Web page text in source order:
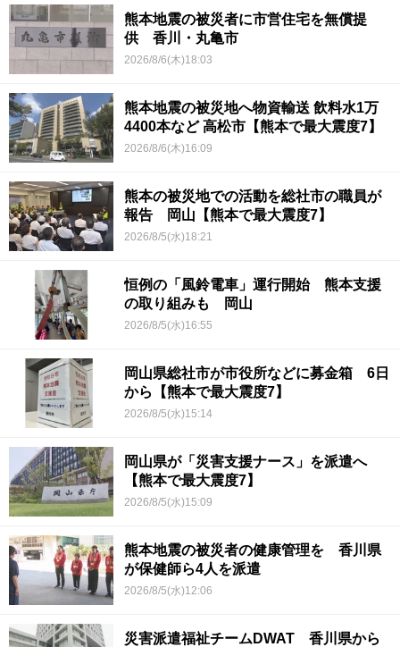
熊本地震の被災者に市営住宅を無償提
供 香川・丸亀市
2026/8/6(木)18:03
熊本地震の被災地へ物資輸送 飲料水1万
4400本など 高松市【熊本で最大震度7】
2026/8/6(木)16:09
熊本の被災地での活動を総社市の職員が
報告 岡山【熊本で最大震度7】
2026/8/5(水)18:21
恒例の「風鈴電車」運行開始 熊本支援
の取り組みも 岡山
2026/8/5(水)16:55
岡山県総社市が市役所などに募金箱 6日
から【熊本で最大震度7】
2026/8/5(水)15:14
岡山県が「災害支援ナース」を派遣へ
【熊本で最大震度7】
2026/8/5(水)15:09
熊本地震の被災者の健康管理を 香川県
が保健師ら4人を派遣
2026/8/5(水)12:06
災害派遣福祉チームDWAT 香川県から